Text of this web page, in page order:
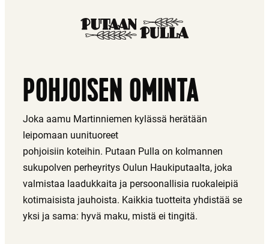
POHJOISEN OMINTA
Joka aamu Martinniemen kylässä herätään
leipomaan uunituoreet
pohjoisiin koteihin. Putaan Pulla on kolmannen
sukupolven perheyritys Oulun Haukiputaalta, joka
valmistaa laadukkaita ja persoonallisia ruokaleipiä
kotimaisista jauhoista. Kaikkia tuotteita yhdistää se
yksi ja sama: hyvä maku, mistä ei tingitä.